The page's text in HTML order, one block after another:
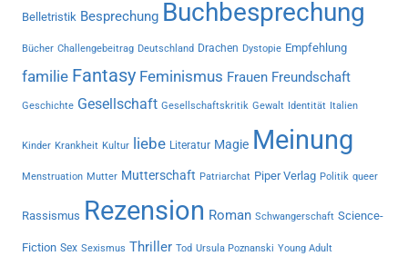
Belletristik Besprechung Buchbesprechung
Bücher Challengebeitrag Deutschland Drachen Dystopie Empfehlung
familie Fantasy Feminismus Frauen Freundschaft
Geschichte Gesellschaft Gesellschaftskritik Gewalt Identität Italien
Kinder Krankheit Kultur liebe Literatur Magie Meinung
Menstruation Mutter Mutterschaft Patriarchat Piper Verlag Politik queer
Rassismus Rezension Roman Schwangerschaft Science-
Fiction Sex Sexismus Thriller Tod Ursula Poznanski Young Adult